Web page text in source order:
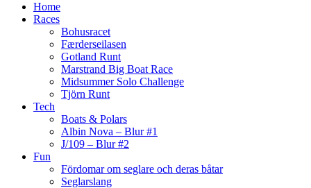
Home
Races
Bohusracet
Færderseilasen
Gotland Runt
Marstrand Big Boat Race
Midsummer Solo Challenge
Tjörn Runt
Tech
Boats & Polars
Albin Nova – Blur #1
J/109 – Blur #2
Fun
Fördomar om seglare och deras båtar
Seglarslang